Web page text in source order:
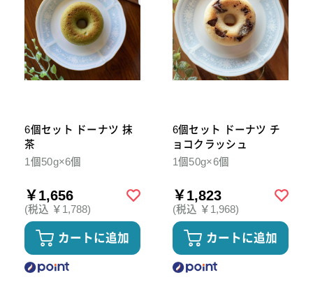
6個セット ドーナツ 抹
茶
1個50g×6個
￥1,656
(税込 ￥1,788)
カートに追加
6個セット ドーナツ チ
ョコクラッシュ
1個50g×6個
￥1,823
(税込 ￥1,968)
カートに追加